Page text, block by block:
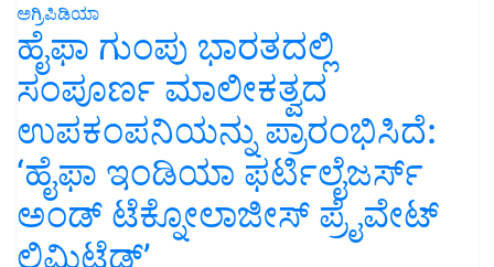
ಅಗ್ರಿಪಿಡಿಯಾ
ಹೈಫಾ ಗುಂಪು ಭಾರತದಲ್ಲಿ
ಸಂಪೂರ್ಣ ಮಾಲೀಕತ್ವದ
ಉಪಕಂಪನಿಯನ್ನು ಪ್ರಾರಂಭಿಸಿದೆ:
‘ಹೈಫಾ ಇಂಡಿಯಾ ಫರ್ಟಿಲೈಜರ್ಸ್
ಅಂಡ್ ಟೆಕ್ನೋಲಾಜೀಸ್ ಪ್ರೈವೇಟ್
ಲಿಮಿಟೆಡ್’